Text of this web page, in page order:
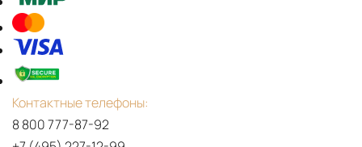
Контактные телефоны:
8 800 777-87-92